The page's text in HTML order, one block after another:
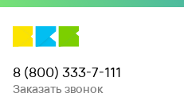
8 (800) 333-7-111
Заказать звонок